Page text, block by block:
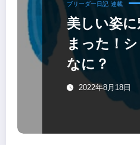
ブリーダー日記 連載
美しい姿
まった！
なに？
2022年8月18日